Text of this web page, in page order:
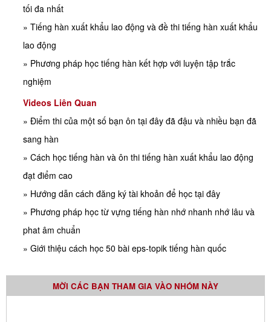
tối đa nhất
» Tiếng hàn xuất khẩu lao động và đề thi tiếng hàn xuất khẩu
lao động
» Phương pháp học tiếng hàn kết hợp với luyện tập trắc
nghiệm
Videos Liên Quan
» Điểm thi của một số bạn ôn tại đây đã đậu và nhiều bạn đã
sang hàn
» Cách học tiếng hàn và ôn thi tiếng hàn xuất khẩu lao động
đạt điểm cao
» Hướng dẫn cách đăng ký tài khoản để học tại đây
» Phương pháp học từ vựng tiếng hàn nhớ nhanh nhớ lâu và
phat âm chuẩn
» Giới thiệu cách học 50 bài eps-topik tiếng hàn quốc
MỜI CÁC BẠN THAM GIA VÀO NHÓM NÀY